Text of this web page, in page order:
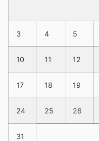
3 4 5
10 11 12
17 18 19
24 25 26
31